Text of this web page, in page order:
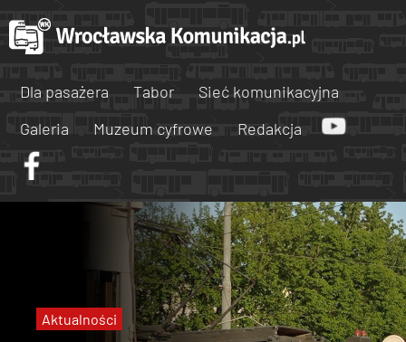
Dla pasażera Tabor
Sieć komunikacyjna
Galeria
Muzeum cyfrowe Redakcja
Aktualności